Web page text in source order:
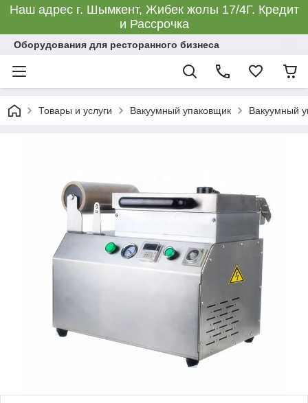
Наш адрес г. Шымкент, Жибек жолы 17/4Г. Кредит
и Рассрочка
Оборудования для ресторанного бизнеса
Товары и услуги Вакуумный упаковщик Вакуумный